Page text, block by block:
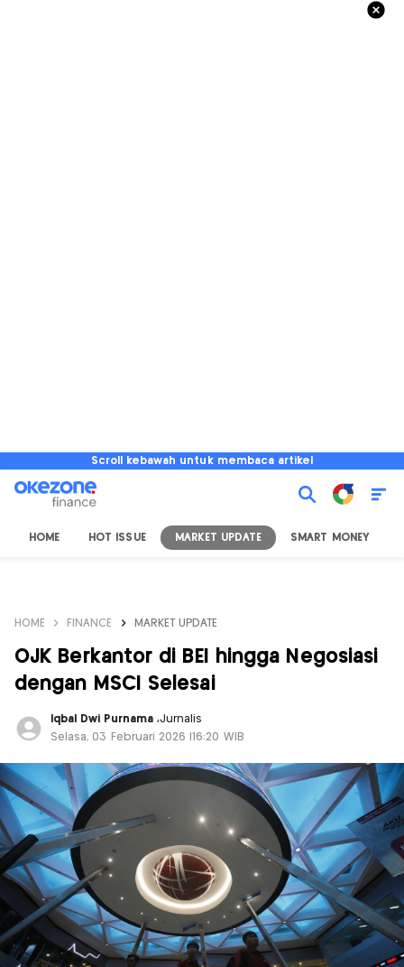
Scroll kebawah untuk membaca artikel
HOME HOT ISSUE MARKET UPDATE SMART MONEY
HOME FINANCE MARKET UPDATE
OJK Berkantor di BEI hingga Negosiasi
dengan MSCI Selesai
Iqbal Dwi Purnama ,Jurnalis
Selasa, 03 Februari 2026 |16:20 WIB